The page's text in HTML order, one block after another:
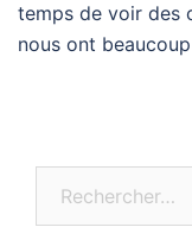
temps de voir des
nous ont